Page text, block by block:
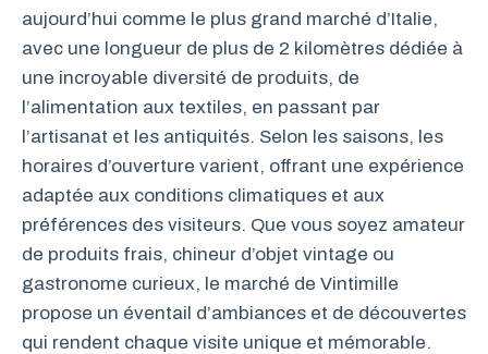
aujourd’hui comme le plus grand marché d’Italie,
avec une longueur de plus de 2 kilomètres dédiée à
une incroyable diversité de produits, de
l’alimentation aux textiles, en passant par
l’artisanat et les antiquités. Selon les saisons, les
horaires d’ouverture varient, offrant une expérience
adaptée aux conditions climatiques et aux
préférences des visiteurs. Que vous soyez amateur
de produits frais, chineur d’objet vintage ou
gastronome curieux, le marché de Vintimille
propose un éventail d’ambiances et de découvertes
qui rendent chaque visite unique et mémorable.